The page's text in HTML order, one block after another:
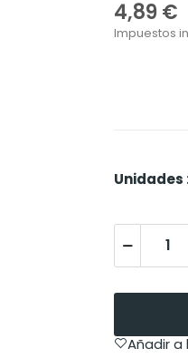
4,89 €
Impuestos
Unidades
Añadir a